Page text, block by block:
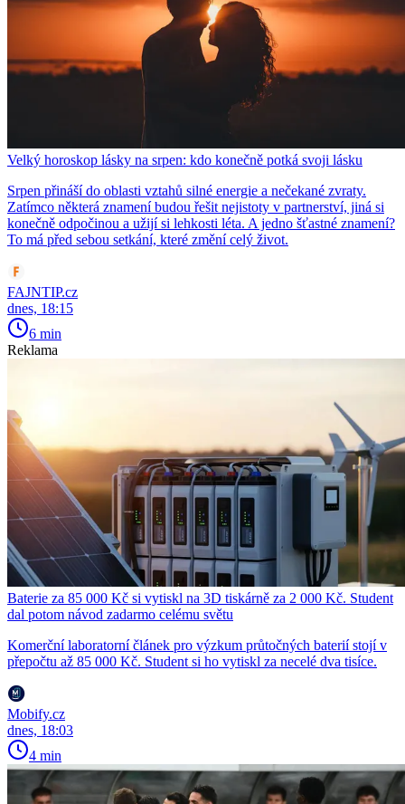
Velký horoskop lásky na srpen: kdo konečně potká svoji lásku
Srpen přináší do oblasti vztahů silné energie a nečekané zvraty.
Zatímco některá znamení budou řešit nejistoty v partnerství, jiná si
konečně odpočinou a užijí si lehkosti léta. A jedno šťastné znamení?
To má před sebou setkání, které změní celý život.
FAJNTIP.cz
dnes, 18:15
6 min
Reklama
Baterie za 85 000 Kč si vytiskl na 3D tiskárně za 2 000 Kč. Student
dal potom návod zadarmo celému světu
Komerční laboratorní článek pro výzkum průtočných baterií stojí v
přepočtu až 85 000 Kč. Student si ho vytiskl za necelé dva tisíce.
Mobify.cz
dnes, 18:03
4 min